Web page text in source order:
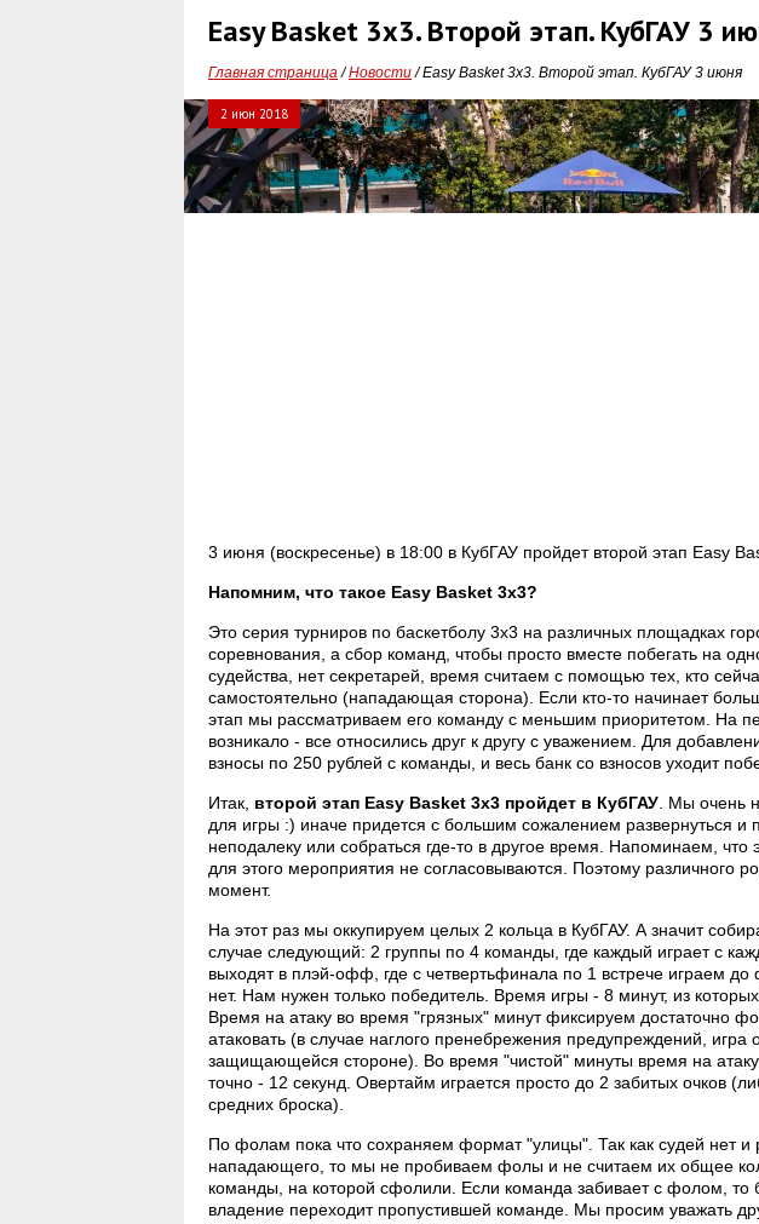
Easy Basket 3x3. Второй этап. КубГАУ 3
Главная страница/Новости/ Easy Basket 3x3. Второй этап. КубГАУ 3 июня
2 июн 2018
3 июня (воскресенье) в 18:00 в КубГАУ пройдет второй этап Easy
Напомним, что такое Easy Basket 3x3?
Это серия турниров по баскетболу 3х3 на различных площадках
соревнования, а сбор команд, чтобы просто вместе побегать на
судейства, нет секретарей, время считаем с помощью тех, кто
самостоятельно (нападающая сторона). Если кто-то начинает
этап мы рассматриваем его команду с меньшим приоритетом. На
возникало - все относились друг к другу с уважением. Для
взносы по 250 рублей с команды, и весь банк со взносов уходит
Итак, второй этап Easy Basket 3x3 пройдет в КубГАУ . Мы очень
для игры :) иначе придется с большим сожалением развернуться и
неподалеку или собраться где-то в другое время. Напоминаем,
для этого мероприятия не согласовываются. Поэтому различного
момент.
На этот раз мы оккупируем целых 2 кольца в КубГАУ. А значит
случае следующий: 2 группы по 4 команды, где каждый играет с
выходят в плэй-офф, где с четвертьфинала по 1 встрече играем
нет. Нам нужен только победитель. Время игры - 8 минут, из
Время на атаку во время "грязных" минут фиксируем достаточно
атаковать (в случае наглого пренебрежения предупреждений, игра
защищающейся стороне). Во время "чистой" минуты время на
точно - 12 секунд. Овертайм играется просто до 2 забитых очков
средних броска).
По фолам пока что сохраняем формат "улицы". Так как судей нет
нападающего, то мы не пробиваем фолы и не считаем их общее
команды, на которой сфолили. Если команда забивает с фолом, то
владение переходит пропустившей команде. Мы просим уважать